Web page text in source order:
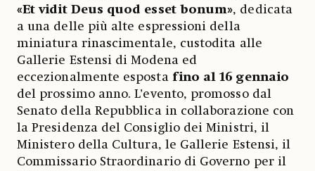
«Et vidit Deus quod esset bonum», dedicata
a una delle più alte espressioni della
miniatura rinascimentale, custodita alle
Gallerie Estensi di Modena ed
eccezionalmente esposta fino al 16 gennaio
del prossimo anno. L’evento, promosso dal
Senato della Repubblica in collaborazione con
la Presidenza del Consiglio dei Ministri, il
Ministero della Cultura, le Gallerie Estensi, il
Commissario Straordinario di Governo per il